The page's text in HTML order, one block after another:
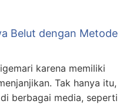
Belut dengan Metode
karena memiliki
Tak hanya itu,
berbagai media, seperti